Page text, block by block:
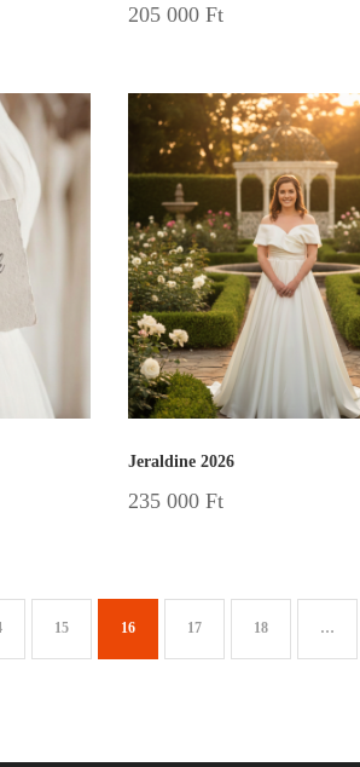
205 000 Ft
Jeraldine 2026
235 000 Ft
15 16 17 18 …